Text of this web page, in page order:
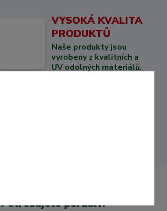
VYSOKÁ KVALITA
PRODUKTŮ
Naše produkty jsou
vyrobeny z kvalitních a
UV odolných materiálů.
Potřebujete poradit?